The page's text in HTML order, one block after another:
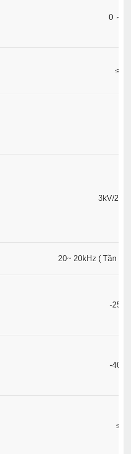
0 ～
3kV/
20~ 20kHz (Tần số
-25
-40